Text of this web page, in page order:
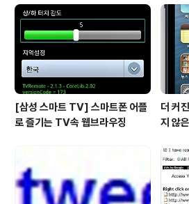
[삼성 스마트 TV] 스마트폰 어플
로 즐기는 TV속 웹브라우징
더 커
지 않